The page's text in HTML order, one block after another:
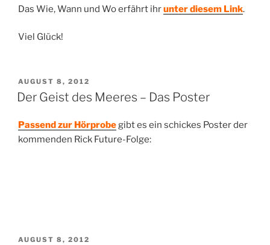
Das Wie, Wann und Wo erfährt ihrunter diesem Link.
Viel Glück!
VERÖFFENTLICHT
AM
AUGUST 8, 2012
Der Geist des Meeres – Das Poster
Passend zur Hörprobe gibt es ein schickes Poster der
kommenden Rick Future-Folge:
VERÖFFENTLICHT
AUGUST 8, 2012